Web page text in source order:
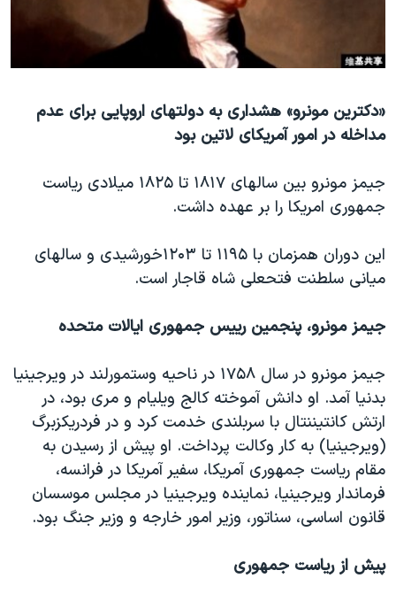
علم و فناوری
اسرائیل در جنگ
گالری عکس
آرشیو پخش زنده
انتخابات ریاست جمهوری آمریکا ۲۰۲۴
رمز مهسا
ورزش زنان در ایران
اعتراضات زن، زندگی، آزادی
مجموعه مستندهای دادخواهی
دادگاه حمید نوری
قانون شفافیت دارائی کادر رهبری ایران
اعتراضات مردمی آبان ۹۸
اسرائیل در جنگ
نرگس محمدی برنده جایزه نوبل صلح
همایش محافظه‌کاران آمریکا «سی‌پک»
صفحه‌های ویژه
سفر پرزیدنت ترامپ به چین
زبانهای مختلف
«دکترین مونرو» هشداری به دولتهای اروپایی برای عدم
مداخله در امور آمریکای لاتین بود
جیمز مونرو بین سالهای ۱۸۱۷ تا ۱۸۲۵ میلادی ریاست
جمهوری امریکا را بر عهده داشت.
این دوران همزمان با ۱۱۹۵ تا ۱۲۰۳خورشیدی و سالهای
میانی سلطنت فتحعلی شاه قاجار است.
جیمز مونرو، پنجمین رییس جمهوری ایالات متحده
جیمز مونرو در سال ۱۷۵۸ در ناحیه وستمورلند در ویرجینیا
بدنیا آمد. او دانش آموخته کالج ویلیام و مری بود، در
ارتش کانتیننتال با سربلندی خدمت کرد و در فردریکزبرگ
(ویرجینیا) به کار وکالت پرداخت. او پیش از رسیدن به
مقام ریاست جمهوری آمریکا، سفیر آمریکا در فرانسه،
فرماندار ویرجینیا، نماینده ویرجینیا در مجلس موسسان
قانون اساسی، سناتور، وزیر امور خارجه و وزیر جنگ بود.
پیش از ریاست جمهوری